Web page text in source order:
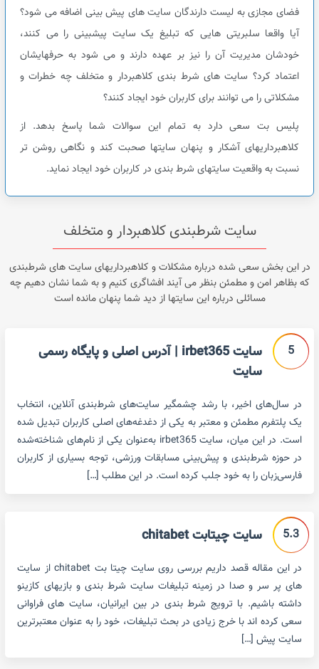
فضای مجازی به لیست دارندگان سایت های پیش بینی اضافه می شود؟
آیا واقعا سلبریتی هایی که تبلیغ یک سایت پیشبینی را می کنند،
خودشان مدیریت آن را نیز بر عهده دارند و می شود به حرفهایشان
اعتماد کرد؟ سایت های شرط بندی کلاهبردار و متخلف چه خطرات و
مشکلاتی را می توانند برای کاربران خود ایجاد کنند؟
پلیس بت سعی دارد به تمام این سوالات شما پاسخ بدهد. از
کلاهبرداریهای آشکار و پنهان سایتها صحبت کند و نگاهی روشن تر
نسبت به واقعیت سایتهای شرط بندی در کاربران خود ایجاد نماید.
سایت شرطبندی کلاهبردار و متخلف
در این بخش سعی شده درباره مشکلات و کلاهبرداریهای سایت های شرطبندی
که بظاهر امن و مطمئن بنظر می آیند افشاگری کنیم و به شما نشان دهیم چه
مسائلی درباره این سایتها از دید شما پنهان مانده است
5
سایت irbet365 | آدرس اصلی و پایگاه رسمی
سایت
در سال‌های اخیر، با رشد چشمگیر سایت‌های شرط‌بندی آنلاین، انتخاب
یک پلتفرم مطمئن و معتبر به یکی از دغدغه‌های اصلی کاربران تبدیل شده
است. در این میان، سایت irbet365 به‌عنوان یکی از نام‌های شناخته‌شده
در حوزه شرط‌بندی و پیش‌بینی مسابقات ورزشی، توجه بسیاری از کاربران
فارسی‌زبان را به خود جلب کرده است. در این مطلب […]
5.3 سایت چیتابت chitabet
در این مقاله قصد داریم بررسی روی سایت چیتا بت chitabet از سایت
های پر سر و صدا در زمینه تبلیغات سایت شرط بندی و بازیهای کازینو
داشته باشیم. با ترویج شرط بندی در بین ایرانیان، سایت های فراوانی
سعی کرده اند با خرج زیادی در بحث تبلیغات، خود را به عنوان معتبرترین
سایت پیش […]